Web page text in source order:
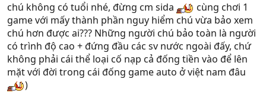
chú không có tuổi nhé, đừng cm sida
cùng chơi 1
game với mấy thành phần nguy hiểm chú vừa bảo xem
chú hơn được ai??? Những người chú bảo toàn là người
có trình độ cao + đứng đầu các sv nước ngoài đấy, chứ
không phải cái thể loại cố nạp cả đống tiền vào để lên
mặt với đời trong cái đống game auto ở việt nam đâu
)